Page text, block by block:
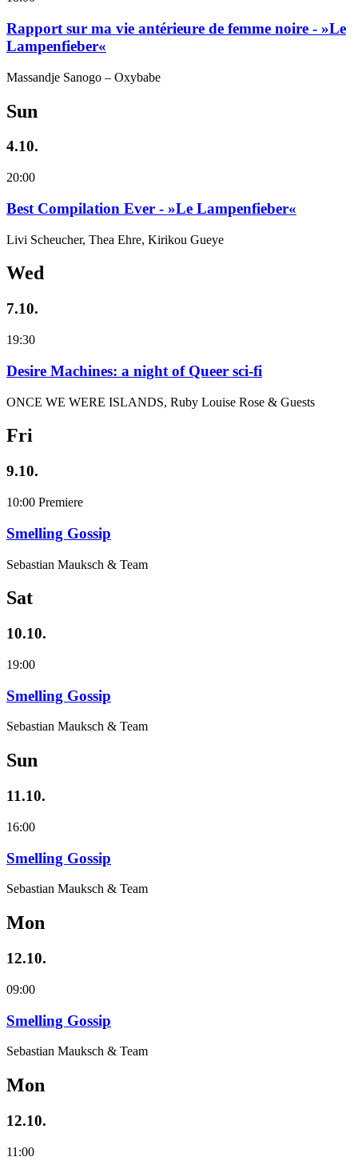
Rapport sur ma vie antérieure de femme noire - »Le
Lampenfieber«
Massandje Sanogo – Oxybabe
Sun
4.10.
20:00
Best Compilation Ever - »Le Lampenfieber«
Livi Scheucher, Thea Ehre, Kirikou Gueye
Wed
7.10.
19:30
Desire Machines: a night of Queer sci-fi
ONCE WE WERE ISLANDS, Ruby Louise Rose & Guests
Fri
9.10.
10:00 Premiere
Smelling Gossip
Sebastian Mauksch & Team
Sat
10.10.
19:00
Smelling Gossip
Sebastian Mauksch & Team
Sun
11.10.
16:00
Smelling Gossip
Sebastian Mauksch & Team
Mon
12.10.
09:00
Smelling Gossip
Sebastian Mauksch & Team
Mon
12.10.
11:00